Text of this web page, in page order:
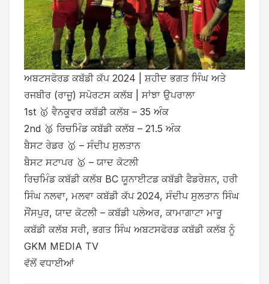
ਅਬਟਸਫੋਰਡ ਕਬੱਡੀ ਕੱਪ 2024 | ਸ਼ਹੀਦ ਭਗਤ ਸਿੰਘ ਅਤੇ
ਰਜਬੀਰ (ਰਾਜੂ) ਸਪੋਰਟਸ ਕਲੱਬ | ਸਾਂਝਾ ਉਪਰਾਲਾ
1st 🥇 ਵੈਨਕੂਵਰ ਕਬੱਡੀ ਕਲੱਬ – 35 ਅੰਕ
2nd 🥈 ਰਿਚਮਿੰਡ ਕਬੱਡੀ ਕਲੱਬ – 21.5 ਅੰਕ
ਬੈਸਟ ਰੇਡਰ 🥇 – ਸੰਦੀਪ ਸੁਲਤਾਨ
ਬੈਸਟ ਸਟਾਪਰ 🥇 – ਯਾਦ ਕੋਟਲੀ
ਰਿਚਮਿੰਡ ਕਬੱਡੀ ਕਲੱਬ BC ਯੂਨਾਈਟਡ ਕਬੱਡੀ ਫੈਡਰੇਸ਼ਨ, ਹਰੀ
ਸਿੰਘ ਨਲਵਾ, ਮਲਵਾ ਕਬੱਡੀ ਕੱਪ 2024, ਸੰਦੀਪ ਸੁਲਤਾਨ ਸਿੰਘ
ਸੌਂਸਪੁਰ, ਯਾਦ ਕੋਟਲੀ – ਕਬੱਡੀ ਪਲੇਅਰ, ਕਾਮਾਗਾਟਾ ਮਾਰੂ
ਕਬੱਡੀ ਕਲੱਬ ਸਰੀ, ਭਗਤ ਸਿੰਘ ਅਬਟਸਫੋਰਡ ਕਬੱਡੀ ਕਲੱਬ ਨੂੰ
GKM MEDIA TV
ਵੱਲੋਂ ਵਧਾਈਆਂ